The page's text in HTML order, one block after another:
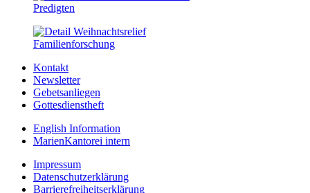
Predigten
Familien­forschung
Kontakt
Newsletter
Gebetsanliegen
Gottesdienstheft
English Information
MarienKantorei intern
Impressum
Datenschutzerklärung
Barrierefreiheitserklärung